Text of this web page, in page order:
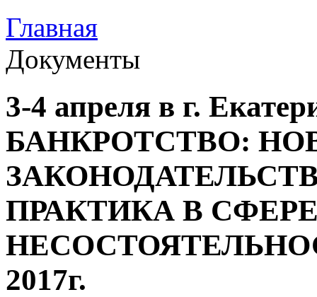
Главная
Документы
3-4 апреля в г.
БАНКРОТСТВО:
ПРАКТИКА В
2017г.